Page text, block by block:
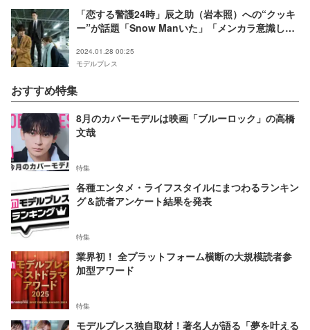
「恋する警護24時」辰之助（岩本照）への“クッキ
ー”が話題「Snow Manいた」「メンカラ意識して
2024.01.28 00:25
モデルプレス
おすすめ特集
8月のカバーモデルは映画「ブルーロック」の高橋
文哉
特集
各種エンタメ・ライフスタイルにまつわるランキン
グ＆読者アンケート結果を発表
特集
業界初！ 全プラットフォーム横断の大規模読者参
加型アワード
特集
モデルプレス独自取材！著名人が語る「夢を叶える